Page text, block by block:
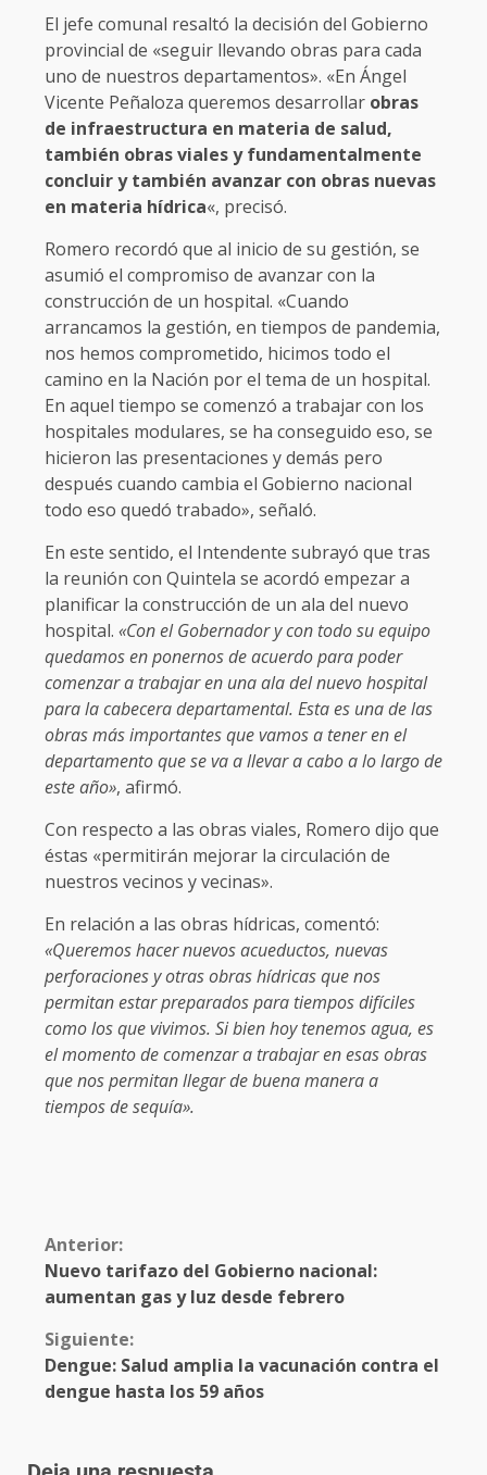
El jefe comunal resaltó la decisión del Gobierno
provincial de «seguir llevando obras para cada
uno de nuestros departamentos». «En Ángel
Vicente Peñaloza queremos desarrollar obras
de infraestructura en materia de salud,
también obras viales y fundamentalmente
concluir y también avanzar con obras nuevas
en materia hídrica«, precisó.
Romero recordó que al inicio de su gestión, se
asumió el compromiso de avanzar con la
construcción de un hospital. «Cuando
arrancamos la gestión, en tiempos de pandemia,
nos hemos comprometido, hicimos todo el
camino en la Nación por el tema de un hospital.
En aquel tiempo se comenzó a trabajar con los
hospitales modulares, se ha conseguido eso, se
hicieron las presentaciones y demás pero
después cuando cambia el Gobierno nacional
todo eso quedó trabado», señaló.
En este sentido, el Intendente subrayó que tras
la reunión con Quintela se acordó empezar a
planificar la construcción de un ala del nuevo
hospital. «Con el Gobernador y con todo su equipo
quedamos en ponernos de acuerdo para poder
comenzar a trabajar en una ala del nuevo hospital
para la cabecera departamental. Esta es una de las
obras más importantes que vamos a tener en el
departamento que se va a llevar a cabo a lo largo de
este año», afirmó.
Con respecto a las obras viales, Romero dijo que
éstas «permitirán mejorar la circulación de
nuestros vecinos y vecinas».
En relación a las obras hídricas, comentó:
«Queremos hacer nuevos acueductos, nuevas
perforaciones y otras obras hídricas que nos
permitan estar preparados para tiempos difíciles
como los que vivimos. Si bien hoy tenemos agua, es
el momento de comenzar a trabajar en esas obras
que nos permitan llegar de buena manera a
tiempos de sequía».
Anterior:
Nuevo tarifazo del Gobierno nacional:
aumentan gas y luz desde febrero
Siguiente:
Dengue: Salud amplia la vacunación contra el
dengue hasta los 59 años